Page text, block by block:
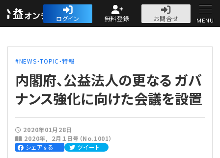
公益・一般法人オ
ログイン 無料登録
お問合せ
人気記事
法人運営
MENU
NEWS・TOPIC・特報
内閣府、公益法人の更なる ガバ
ナンス強化に向けた会議を設置
2020年01月28日
2020年
２月１日号（No.1001）
シェアする
ツイート